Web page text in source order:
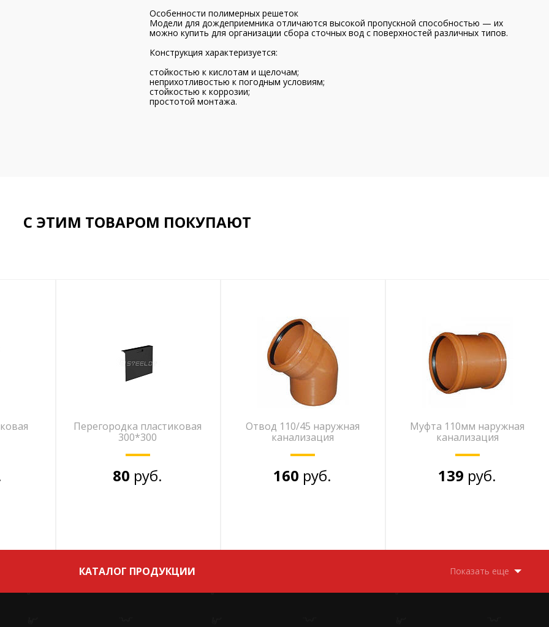
Особенности полимерных решеток
Модели для дождеприемника отличаются высокой пропускной способностью — их
можно купить для организации сбора сточных вод с поверхностей различных типов.
Конструкция характеризуется:
стойкостью к кислотам и щелочам;
неприхотливостью к погодным условиям;
стойкостью к коррозии;
простотой монтажа.
С ЭТИМ ТОВАРОМ ПОКУПАЮТ
Перегородка пластиковая
300*300
80 руб.
Отвод 110/45 наружная
канализация
160 руб.
Муфта 110мм наружная
канализация
139 руб.
КАТАЛОГ ПРОДУКЦИИ Показать еще